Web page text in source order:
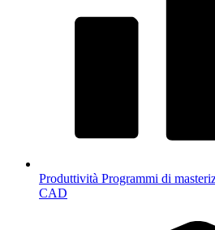
Produttività Programmi di
CAD